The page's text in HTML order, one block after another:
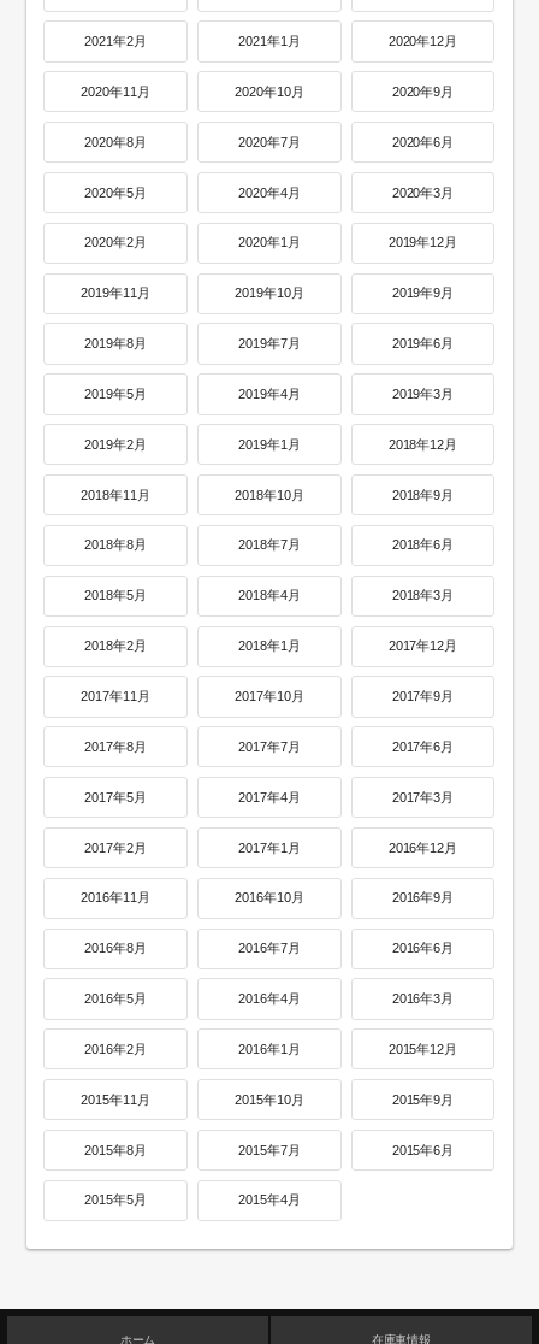
2021年2月 2021年1月 2020年12月
2020年11月 2020年10月 2020年9月
2020年8月 2020年7月 2020年6月
2020年5月 2020年4月 2020年3月
2020年2月 2020年1月 2019年12月
2019年11月 2019年10月 2019年9月
2019年8月 2019年7月 2019年6月
2019年5月 2019年4月 2019年3月
2019年2月 2019年1月 2018年12月
2018年11月 2018年10月 2018年9月
2018年8月 2018年7月 2018年6月
2018年5月 2018年4月 2018年3月
2018年2月 2018年1月 2017年12月
2017年11月 2017年10月 2017年9月
2017年8月 2017年7月 2017年6月
2017年5月 2017年4月 2017年3月
2017年2月 2017年1月 2016年12月
2016年11月 2016年10月 2016年9月
2016年8月 2016年7月 2016年6月
2016年5月 2016年4月 2016年3月
2016年2月 2016年1月 2015年12月
2015年11月 2015年10月 2015年9月
2015年8月 2015年7月 2015年6月
2015年5月 2015年4月
ホーム 在庫車情報